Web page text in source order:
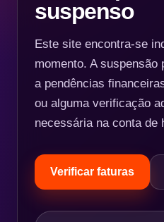
suspenso
Este site encontra-se
momento. A suspensão
a pendências
ou alguma verificação
necessária na conta de
Verificar faturas